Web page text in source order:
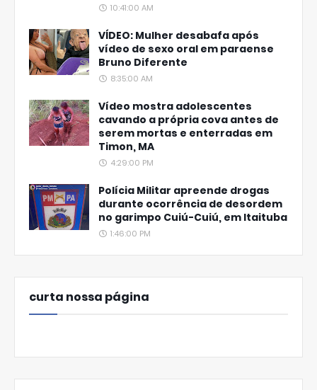
10:41:00 AM
VÍDEO: Mulher desabafa após
vídeo de sexo oral em paraense
Bruno Diferente
8:35:00 AM
Vídeo mostra adolescentes
cavando a própria cova antes de
serem mortas e enterradas em
Timon, MA
4:29:00 PM
Polícia Militar apreende drogas
durante ocorrência de desordem
no garimpo Cuiú-Cuiú, em Itaituba
1:46:00 PM
curta nossa página